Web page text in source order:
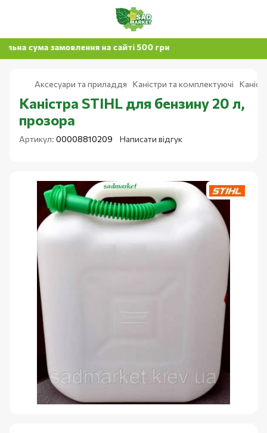
сума замовлення на сайті 500 грн
Аксесуари та приладдя Каністри та комплектуючі
Каністра STIHL для бензину 20 л,
прозора
Артикул: 00008810209 Написати відгук